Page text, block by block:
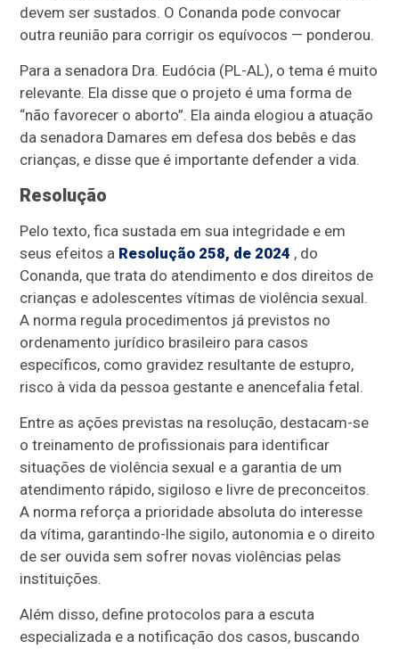
devem ser sustados. O Conanda pode convocar
outra reunião para corrigir os equívocos — ponderou.
Para a senadora Dra. Eudócia (PL-AL), o tema é muito
relevante. Ela disse que o projeto é uma forma de
“não favorecer o aborto”. Ela ainda elogiou a atuação
da senadora Damares em defesa dos bebês e das
crianças, e disse que é importante defender a vida.
Resolução
Pelo texto, fica sustada em sua integridade e em
seus efeitos a Resolução 258, de 2024 , do
Conanda, que trata do atendimento e dos direitos de
crianças e adolescentes vítimas de violência sexual.
A norma regula procedimentos já previstos no
ordenamento jurídico brasileiro para casos
específicos, como gravidez resultante de estupro,
risco à vida da pessoa gestante e anencefalia fetal.
Entre as ações previstas na resolução, destacam-se
o treinamento de profissionais para identificar
situações de violência sexual e a garantia de um
atendimento rápido, sigiloso e livre de preconceitos.
A norma reforça a prioridade absoluta do interesse
da vítima, garantindo-lhe sigilo, autonomia e o direito
de ser ouvida sem sofrer novas violências pelas
instituições.
Além disso, define protocolos para a escuta
especializada e a notificação dos casos, buscando